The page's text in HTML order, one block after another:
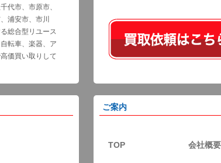
代市、市原市、
浦安市、市川
総合型リユース
転車、楽器、ア
価買い取りして
ご案内
TOP 会社概要